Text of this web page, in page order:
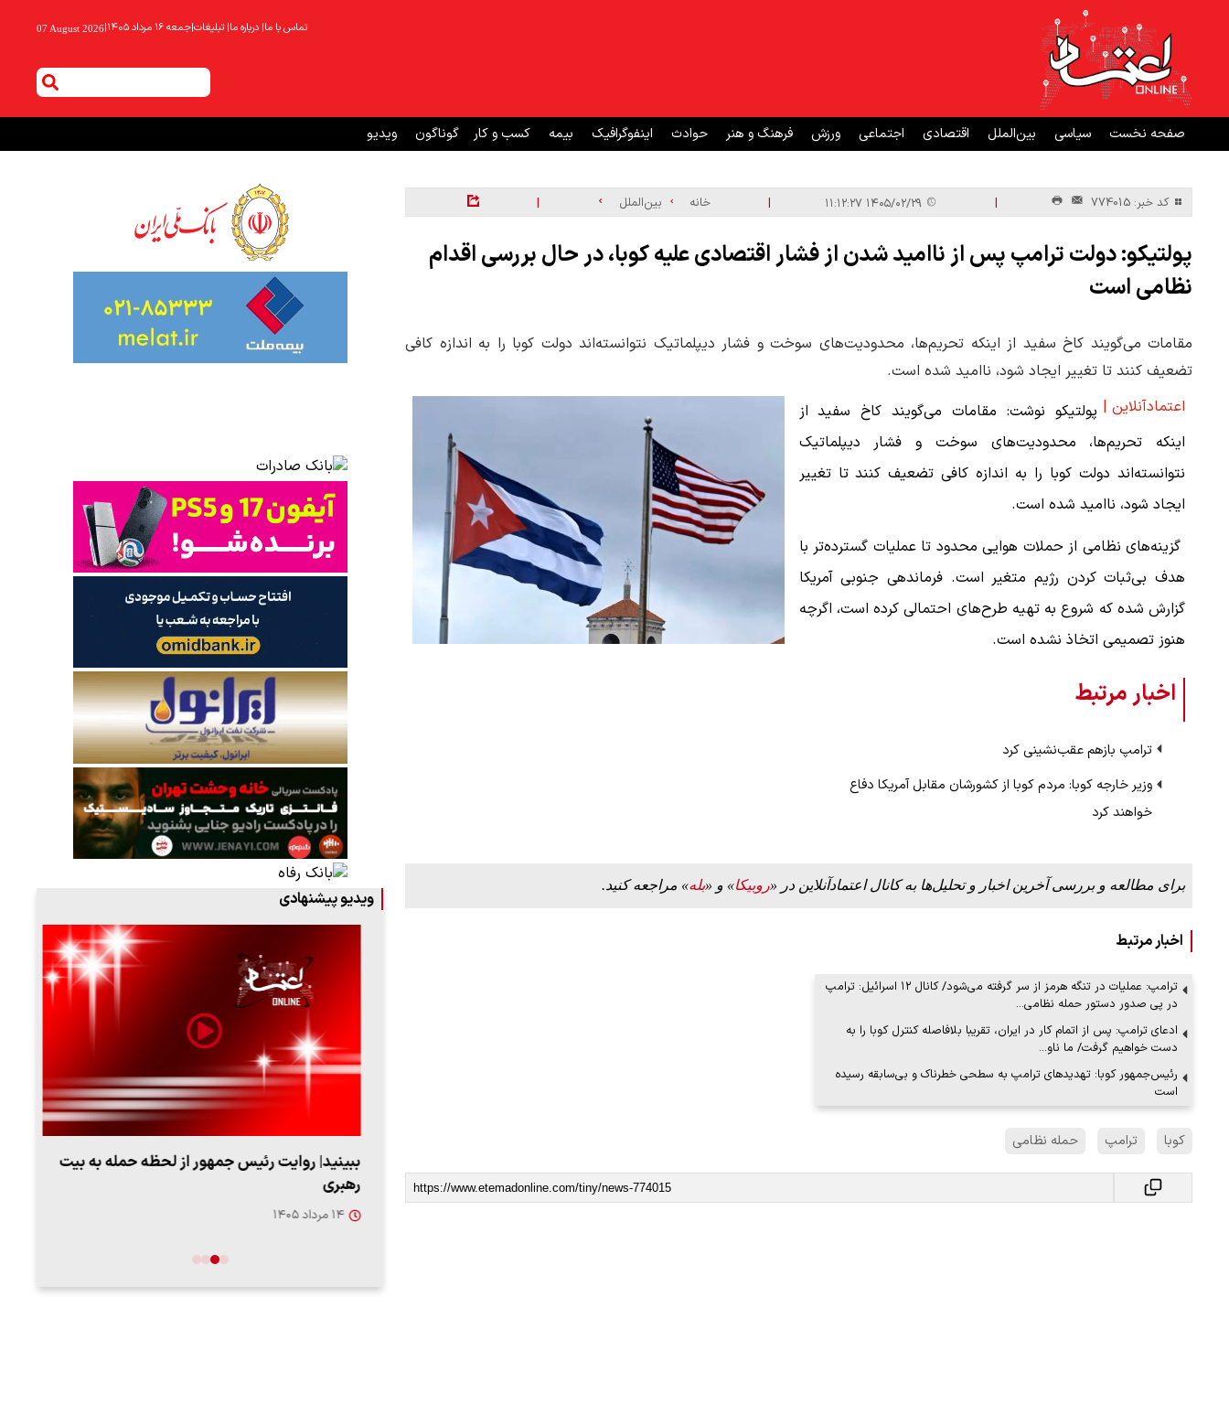
تماس با ما| درباره ما| تبلیغات|جمعه ۱۶ مرداد ۱۴۰۵ |
07 August 2026
صفحه نخست سیاسی بین‌الملل اقتصادی اجتماعی ورزش فرهنگ و هنر حوادث اینفوگرافیک بیمه کسب و کار گوناگون ویدیو
کد خبر: 774015 |
| خانه بین‌الملل |
پولتیکو: دولت ترامپ پس از ناامید شدن از فشار اقتصادی علیه کوبا، در حال بررسی اقدام
نظامی است
مقامات می‌گویند کاخ سفید از اینکه تحریم‌ها، محدودیت‌های سوخت و فشار دیپلماتیک نتوانسته‌اند دولت کوبا را به اندازه کافی
تضعیف کنند تا تغییر ایجاد شود، ناامید شده است.
اعتمادآنلاین | پولتیکو نوشت: مقامات می‌گویند کاخ سفید از
اینکه تحریم‌ها، محدودیت‌های سوخت و فشار دیپلماتیک
نتوانسته‌اند دولت کوبا را به اندازه کافی تضعیف کنند تا تغییر
ایجاد شود، ناامید شده است.
گزینه‌های نظامی از حملات هوایی محدود تا عملیات گسترده‌تر با
هدف بی‌ثبات کردن رژیم متغیر است. فرماندهی جنوبی آمریکا
گزارش شده که شروع به تهیه طرح‌های احتمالی کرده است، اگرچه
هنوز تصمیمی اتخاذ نشده است.
اخبار مرتبط
ترامپ بازهم عقب‌نشینی کرد
وزیر خارجه کوبا: مردم کوبا از کشورشان مقابل آمریکا دفاع
خواهند کرد
برای مطالعه و بررسی آخرین اخبار و تحلیل‌ها به کانال اعتمادآنلاین در «روبیکا» و «بله» مراجعه کنید.
اخبار مرتبط
ترامپ: عملیات در تنگه هرمز از سر گرفته می‌شود/ کانال ۱۲ اسرائیل: ترامپ
در پی صدور دستور حمله نظامی…
ادعای ترامپ: پس از اتمام کار در ایران، تقریبا بلافاصله کنترل کوبا را به
دست خواهیم گرفت/ ما ناو…
رئیس‌جمهور کوبا: تهدیدهای ترامپ به سطحی خطرناک و بی‌سابقه رسیده
است
کوبا ترامپ حمله نظامی
ویدیو پیشنهادی
"کوماموتو" ژاپن ۹ روز…
ببینید| روایت رئیس جمهور از لحظه حمله به بیت
رهبری
۱۴ مرداد ۱۴۰۵